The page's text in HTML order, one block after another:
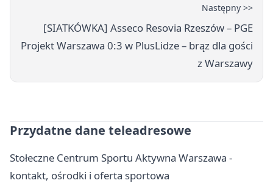
Następny >>
[SIATKÓWKA] Asseco Resovia Rzeszów – PGE
Projekt Warszawa 0:3 w PlusLidze – brąz dla gości
z Warszawy
Przydatne dane teleadresowe
Stołeczne Centrum Sportu Aktywna Warszawa -
kontakt, ośrodki i oferta sportowa